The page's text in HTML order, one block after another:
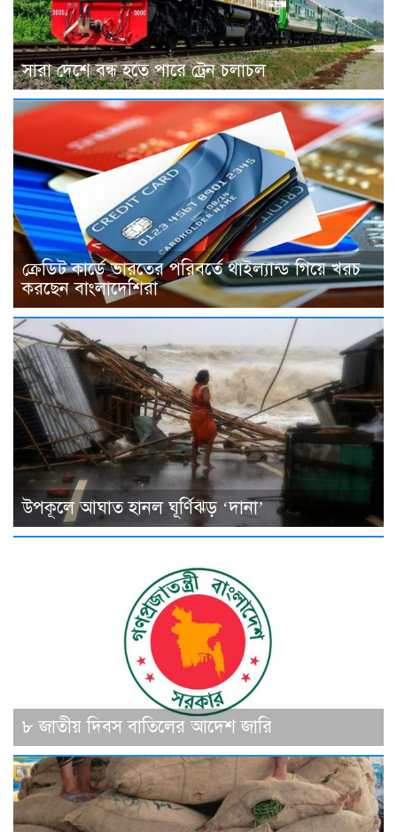
সারা দেশে বন্ধ হতে পারে ট্রেন চলাচল
ক্রেডিট কার্ডে ভারতের পরিবর্তে থাইল্যান্ড গিয়ে খরচ
করছেন বাংলাদেশিরা
উপকূলে আঘাত হানল ঘূর্ণিঝড় ‘দানা’
৮ জাতীয় দিবস বাতিলের আদেশ জারি